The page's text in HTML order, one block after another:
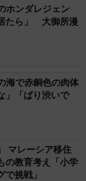
ホンダレジェン
たら」 大御所漫
海で赤銅色の肉体
」「ばり渋いで
マレーシア移住
の教育考え「小学
挑戦」